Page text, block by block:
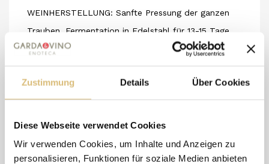
Zustimmung Details Über Cookies
Diese Webseite verwendet Cookies
Wir verwenden Cookies, um Inhalte und Anzeigen zu
personalisieren, Funktionen für soziale Medien anbieten
WEINHERSTELLUNG: Sanfte Pressung der ganzen
Trauben, Fermentation in Edelstahl für 13-15 Tage
bei einer Temperatur von 14-16°, Umfüllung und
bâtonnage.
ABFÜLLUNG: Im Frühjahr nach der Ernte,
Vermarktung nach 2 Monaten Reifung in der Flasche.
FARBE: Strohgelb mit grünlichen Reflexen. DUFT:
Intensiv und anhaltend mit frischen Aromen von